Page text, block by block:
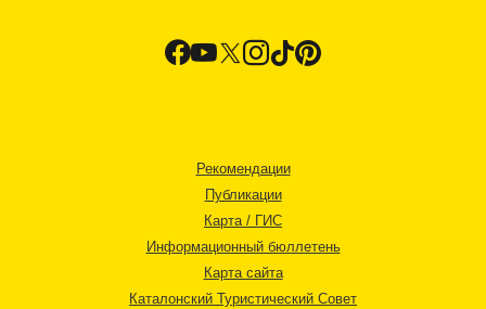
Рекомендации
Публикации
Карта / ГИС
Информационный бюллетень
Карта сайта
Каталонский Туристический Совет